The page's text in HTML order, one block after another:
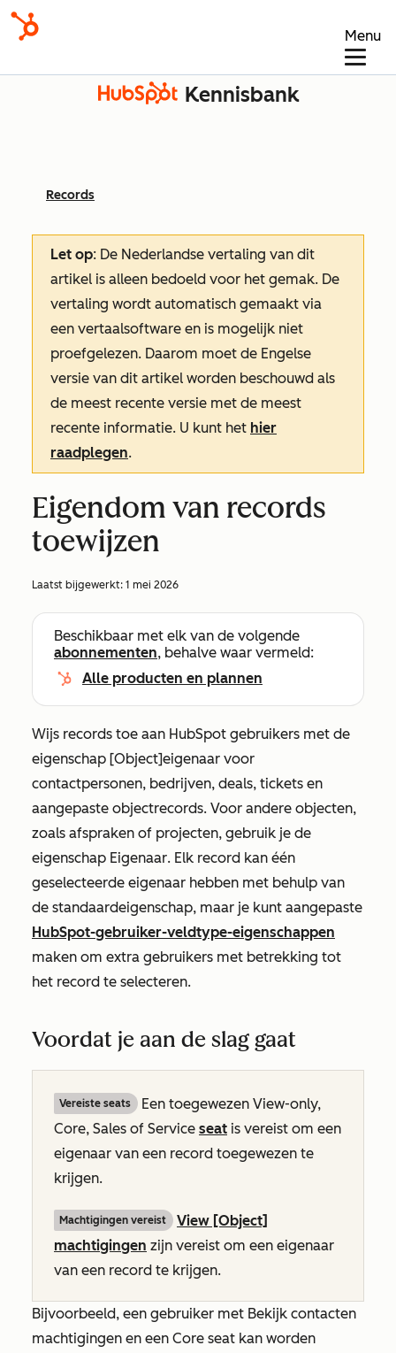
Menu
Kennisbank
Records
Let op: De Nederlandse vertaling van dit
artikel is alleen bedoeld voor het gemak. De
vertaling wordt automatisch gemaakt via
een vertaalsoftware en is mogelijk niet
proefgelezen. Daarom moet de Engelse
versie van dit artikel worden beschouwd als
de meest recente versie met de meest
recente informatie. U kunt het hier
raadplegen.
Eigendom van records
toewijzen
Laatst bijgewerkt: 1 mei 2026
Beschikbaar met elk van de volgende
abonnementen, behalve waar vermeld:
Alle producten en plannen
Wijs records toe aan HubSpot gebruikers met de
eigenschap [Object]eigenaar voor
contactpersonen, bedrijven, deals, tickets en
aangepaste objectrecords. Voor andere objecten,
zoals afspraken of projecten, gebruik je de
eigenschap Eigenaar. Elk record kan één
geselecteerde eigenaar hebben met behulp van
de standaardeigenschap, maar je kunt aangepaste
HubSpot-gebruiker-veldtype-eigenschappen
maken om extra gebruikers met betrekking tot
het record te selecteren.
Voordat je aan de slag gaat
Vereiste seats
Een toegewezen View-only,
Core, Sales of Service seat is vereist om een
eigenaar van een record toegewezen te
krijgen.
Machtigingen vereist
View [Object]
machtigingen zijn vereist om een eigenaar
van een record te krijgen.
Bijvoorbeeld, een gebruiker met Bekijk contacten
machtigingen en een Core seat kan worden